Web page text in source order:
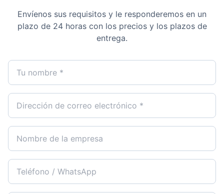
Envíenos sus requisitos y le responderemos en un
plazo de 24 horas con los precios y los plazos de
entrega.